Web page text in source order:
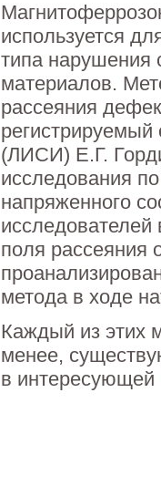
используется
типа нарушения
материалов.
рассеяния
(ЛИСИ) Е.Г.
исследования
напряженного
поля рассеяния
метода в ходе
Каждый из этих
менее,
в интересующей